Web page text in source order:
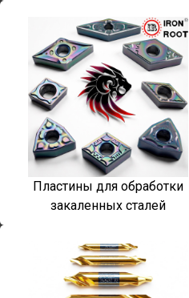
Пластины для обработки
закаленных сталей